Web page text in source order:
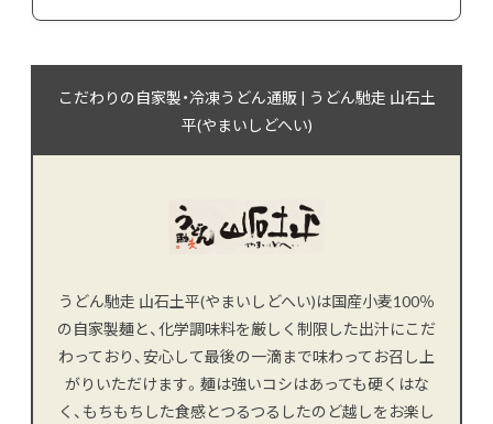
こだわりの自家製・冷凍うどん通販 | うどん馳走 山石土
平(やまいしどへい)
うどん馳走 山石土平(やまいしどへい)は国産小麦100％
の自家製麺と、化学調味料を厳しく制限した出汁にこだ
わっており、安心して最後の一滴まで味わってお召し上
がりいただけます。麺は強いコシはあっても硬くはな
く、もちもちした食感とつるつるしたのど越しをお楽し